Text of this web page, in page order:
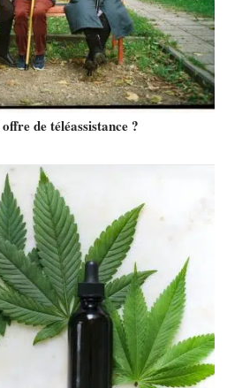
de téléassistance ?